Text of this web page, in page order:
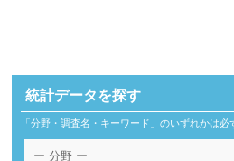
統計データを探す
「分野・調査名・キーワード」のいずれかは